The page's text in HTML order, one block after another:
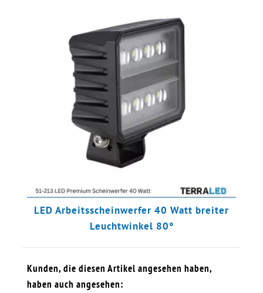
LED Arbeitsscheinwerfer 40 Watt breiter
Leuchtwinkel 80°
Kunden, die diesen Artikel angesehen haben,
haben auch angesehen: